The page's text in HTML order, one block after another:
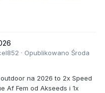
· Opublikowano Środa
na 2026 to 2x Speed
Af Fem od Akseeds i 1x